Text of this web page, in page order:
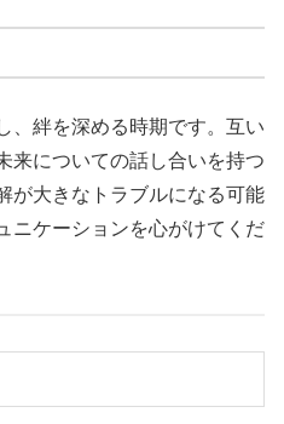
、絆を深める時期です。互い
来についての話し合いを持つ
が大きなトラブルになる可能
ニケーションを心がけてくだ